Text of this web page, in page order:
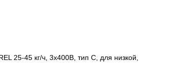
25-45 кг/ч, 3х400В, тип C, для низкой,